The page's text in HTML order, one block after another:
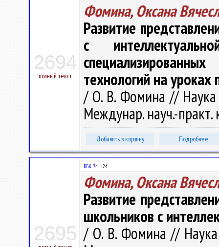
2694
полный текст
Фомина, Оксана
Развитие
с
технологий на
/ О. В. Фомина // Наука
Междунар. науч.-
Добавить в корзину Подробнее
2695
ББК 74.Н24
Фомина, Оксана
Развитие
школьников с
/ О. В. Фомина //